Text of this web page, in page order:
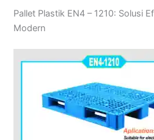
Pallet Plastik EN4 – 1210: Solusi
Modern